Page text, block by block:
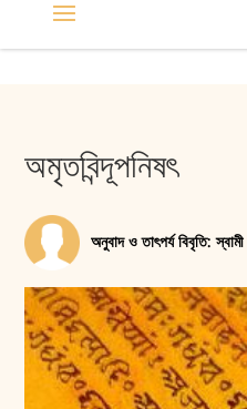
অমৃতবিন্দূপনিষৎ
অনুবাদ ও তাৎপর্য বিবৃতি: স্বামী